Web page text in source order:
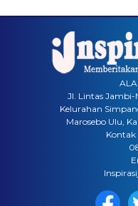
Jl. Lintas Jambi-
Kelurahan
Marosebo Ulu,
Kontak